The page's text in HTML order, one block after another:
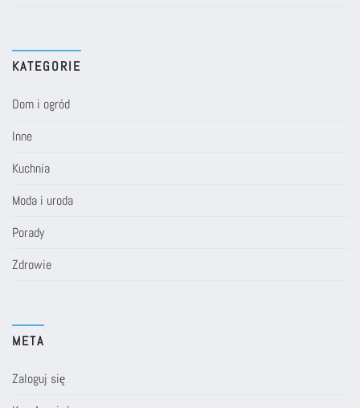
KATEGORIE
Dom i ogród
Inne
Kuchnia
Moda i uroda
Porady
Zdrowie
META
Zaloguj się